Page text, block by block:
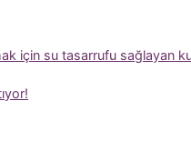
için su tasarrufu sağlayan